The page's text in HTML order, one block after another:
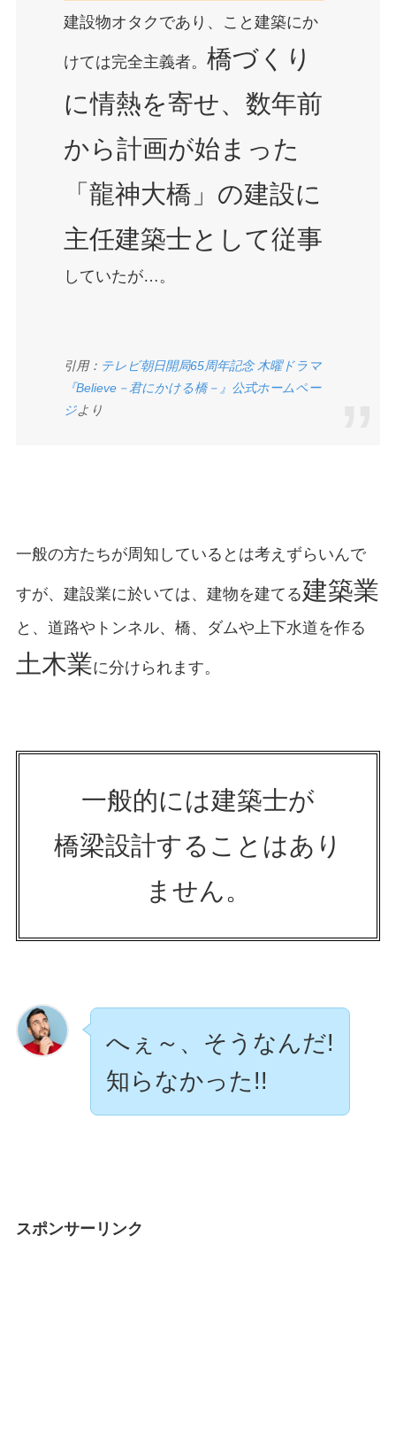
建設物オタクであり、こと建築にか
けては完全主義者。 橋づくり
に情熱を寄せ、数年前
から計画が始まった
「龍神大橋」の建設に
主任建築士として従事
していたが…。
引用： テレビ朝日開局65周年記念 木曜ドラマ
『Believe－君にかける橋－』公式ホームペー
ジより
一般の方たちが周知しているとは考えずらいんで
すが、建設業に於いては、建物を建てる建築業
と、道路やトンネル、橋、ダムや上下水道を作る
土木業に分けられます。
一般的には建築士が
橋梁設計することはあり
ません。
へぇ～、そうなんだ!
知らなかった!!
スポンサーリンク